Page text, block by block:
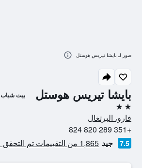
بايشا تيريس هوستل بيت شباب
2 نجمتين
فارو، البرتغال
+351 289 820 824
7.5 جيد 1,865 من التقييمات تم التحقق منها
صور لـ بايشا تيريس هوستل